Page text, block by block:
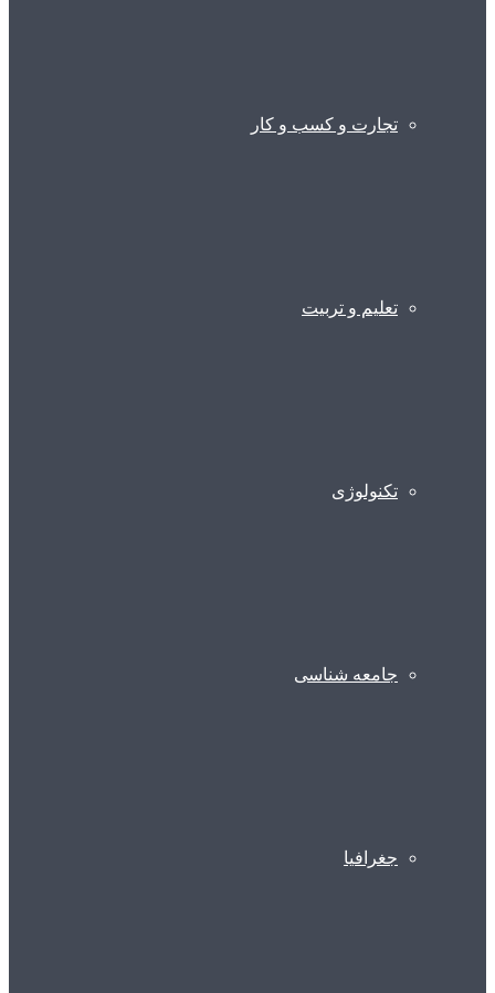
تجارت و کسب و کار
تعلیم و تربیت
تکنولوژی
جامعه شناسی
جغرافیا